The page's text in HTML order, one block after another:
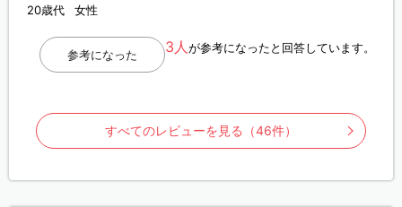
20歳代 女性
3人が参考になったと回答しています。
参考になった
すべてのレビューを見る（46件）